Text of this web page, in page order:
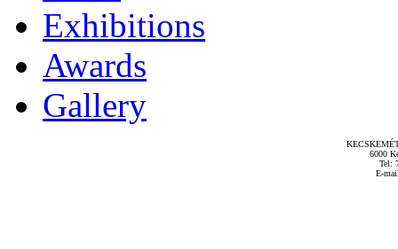
Exhibitions
Awards
Gallery
6000
Tel:
E-